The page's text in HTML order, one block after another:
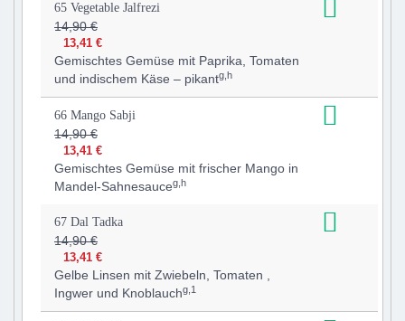
65 Vegetable Jalfrezi
14,90 €
13,41 €
Gemischtes Gemüse mit Paprika, Tomaten
und indischem Käse – pikantg,h
66 Mango Sabji
14,90 €
13,41 €
Gemischtes Gemüse mit frischer Mango in
Mandel-Sahnesauceg,h
67 Dal Tadka
14,90 €
13,41 €
Gelbe Linsen mit Zwiebeln, Tomaten ,
Ingwer und Knoblauchg,1